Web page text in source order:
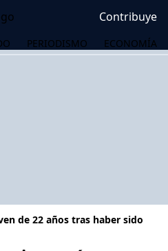
Contribuye
PERIODISMO ECONOMÍA
de 22 años tras haber sido